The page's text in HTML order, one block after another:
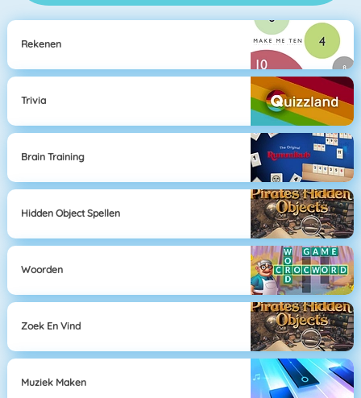
Rekenen
Trivia
Brain Training
Hidden Object Spellen
Woorden
Zoek En Vind
Muziek Maken